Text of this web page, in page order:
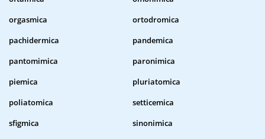
orgasmica
ortodromica
pachidermica
pandemica
pantomimica
paronimica
piemica
pluriatomica
poliatomica
setticemica
sfigmica
sinonimica